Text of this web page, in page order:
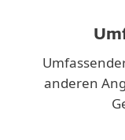
anderen